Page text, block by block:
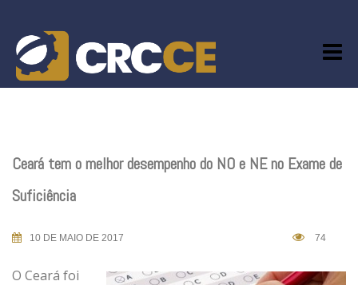
content
Ceará tem o melhor desempenho do NO e NE no Exame de
Suficiência
10 DE MAIO DE 2017 74
O Ceará foi